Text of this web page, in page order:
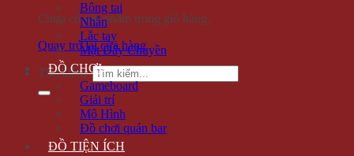
Chưa có sản phẩm trong giỏ hàng.
Quay trở lại cửa hàng
Tìm kiếm:
Bông tai
Nhẫn
Lắc tay
Mặt Dây Chuyền
ĐỒ CHƠI
Gameboard
Giải trí
Mô Hình
Đồ chơi quán bar
ĐỒ TIỆN ÍCH